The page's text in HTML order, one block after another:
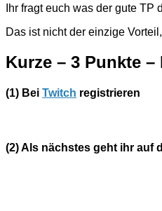
Ihr fragt euch was der gute
Das ist nicht der einzige
Kurze – 3 Punkte
(1) Bei Twitch registrieren
(2)Als nächstes geht ihr auf